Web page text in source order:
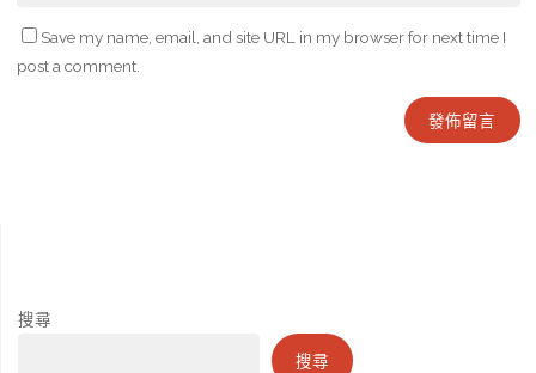
Save my name, email, and site URL in my browser for next time I
post a comment.
搜尋
搜尋